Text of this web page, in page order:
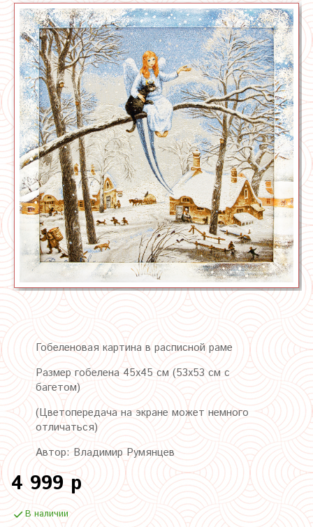
Гобеленовая картина в расписной раме
Размер гобелена 45х45 см (53х53 см с
багетом)
(Цветопередача на экране может немного
отличаться)
Автор: Владимир Румянцев
4 999 р
В наличии